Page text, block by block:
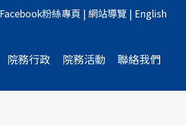
Facebook粉絲專頁 | 網站導覽 | English
院務行政 院務活動 聯絡我們